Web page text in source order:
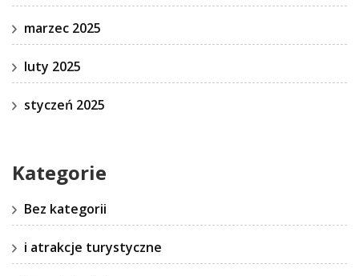
marzec 2025
luty 2025
styczeń 2025
Kategorie
Bez kategorii
i atrakcje turystyczne